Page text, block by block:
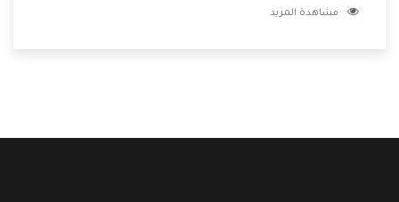
وتقدم للعملاء أقوى العروض والخصومات التى تسهل على
مشاهدة المزيد